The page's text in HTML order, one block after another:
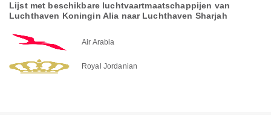
Lijst met beschikbare luchtvaartmaatschappijen van
Luchthaven Koningin Alia naar Luchthaven Sharjah
Air Arabia
Royal Jordanian